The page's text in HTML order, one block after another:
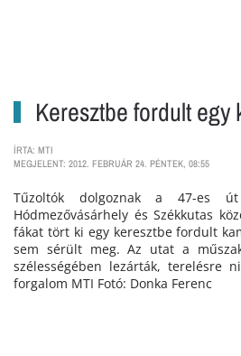
Keresztbe fordult egy
ÍRTA: MTI
MEGJELENT: 2012. FEBRUÁR 24. PÉNTEK, 08:55
Tűzoltók dolgoznak a 47-es út
Hódmezővásárhely és Székkutas
fákat tört ki egy keresztbe fordult
sem sérült meg. Az utat a
szélességében lezárták, terelésre
forgalom MTI Fotó: Donka Ferenc